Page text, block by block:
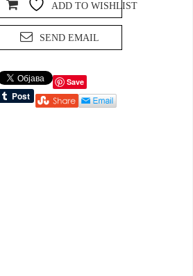
ADD TO WISHLIST
SEND EMAIL
Save